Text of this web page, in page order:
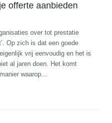
offerte aanbieden
over tot prestatie
Op zich is dat een goede
vrij eenvoudig en het is
al jaren doen. Het komt
waarop...